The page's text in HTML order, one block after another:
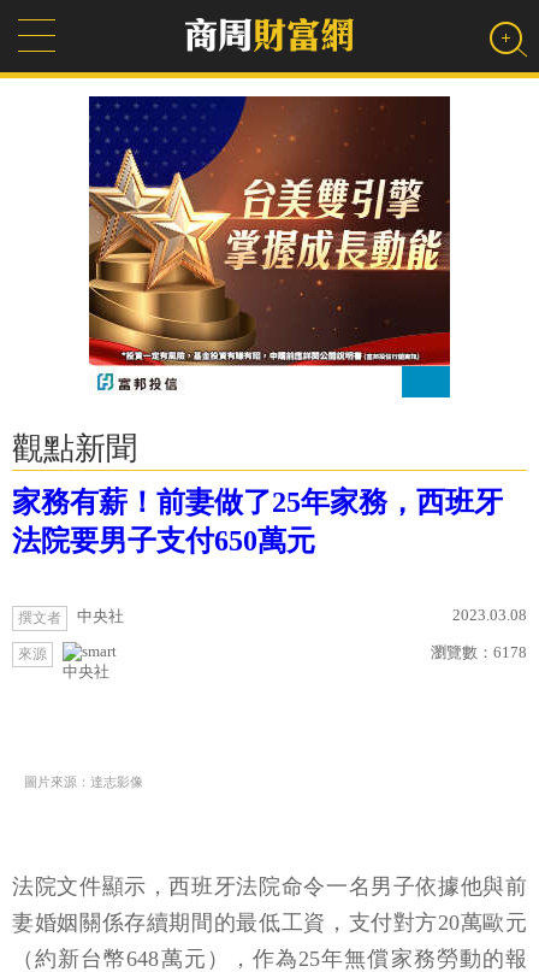
觀點新聞
家務有薪！前妻做了25年家務，西班牙
法院要男子支付650萬元
撰文者 中央社 2023.03.08
來源
中央社
瀏覽數： 6178
圖片來源：達志影像
法院文件顯示，西班牙法院命令一名男子依據他與前
妻婚姻關係存續期間的最低工資，支付對方20萬歐元
（約新台幣648萬元），作為25年無償家務勞動的報